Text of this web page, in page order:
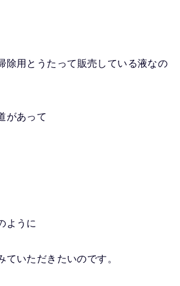
除用とうたって販売している液なの
があって
ように
ていただきたいのです。